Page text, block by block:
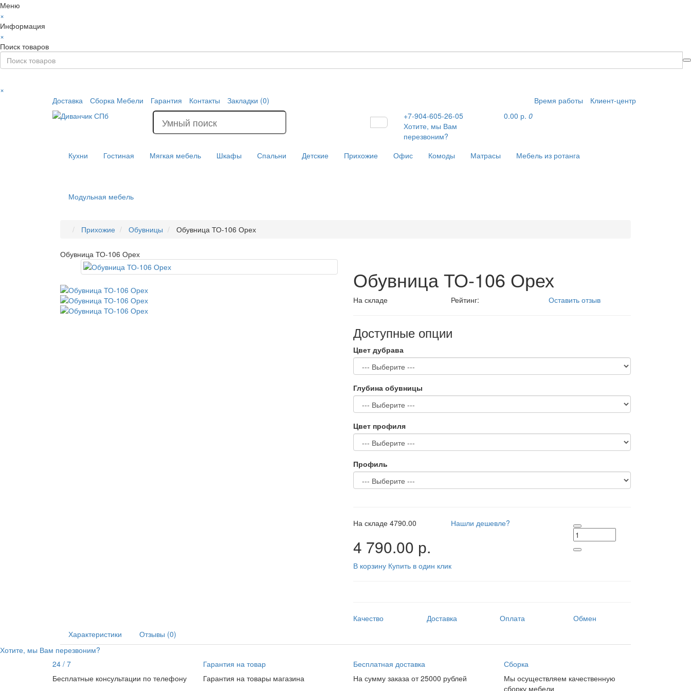
Меню
×
Информация
×
Поиск товаров
×
Доставка
Сборка Мебели Гарантия Контакты Закладки (0) Время работы
Клиент-центр
+7-904-605-26-05
Хотите, мы Вам
перезвоним?
0.00 р. 0
Кухни Гостиная Мягкая мебель Шкафы Спальни Детские Прихожие Офис Комоды Матрасы Мебель из ротанга
Модульная мебель
Прихожие Обувницы Обувница ТО-106 Орех
Обувница ТО-106 Орех
Обувница ТО-106 Орех
На складе Рейтинг: Оставить отзыв
Доступные опции
Цвет дубрава
Глубина обувницы
Цвет профиля
Профиль
На складе 4790.00
4 790.00 р.
Нашли дешевле?
В корзину Купить в один клик
Качество Доставка Оплата
Обмен
Характеристики
Отзывы (0)
Хотите, мы Вам перезвоним?
24 / 7
Бесплатные консультации по телефону
Гарантия на товар
Гарантия на товары магазина
Бесплатная доставка
На сумму заказа от 25000 рублей
Сборка
Мы осуществляем качественную
сборку мебели